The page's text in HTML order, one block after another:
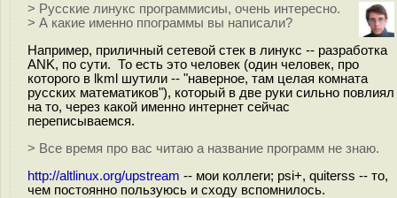
> Русские линукс программисиы, очень интересно.
> А какие именно ппограммы вы написали?
Например, приличный сетевой стек в линукс -- разработка
ANK, по сути. То есть это человек (один человек, про
которого в lkml шутили -- "наверное, там целая комната
русских математиков"), который в две руки сильно повлиял
на то, через какой именно интернет сейчас
переписываемся.
> Все время про вас читаю а название программ не знаю.
http://altlinux.org/upstream -- мои коллеги; psi+, quiterss -- то,
чем постоянно пользуюсь и сходу вспомнилось.